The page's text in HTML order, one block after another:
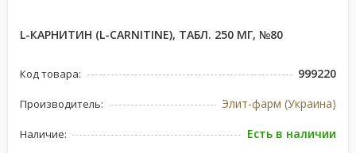
L-КАРНИТИН (L-CARNITINE), ТАБЛ. 250 МГ, №80
Код товара: 999220
Производитель: Элит-фарм (Украина)
Наличие:
Есть в наличии